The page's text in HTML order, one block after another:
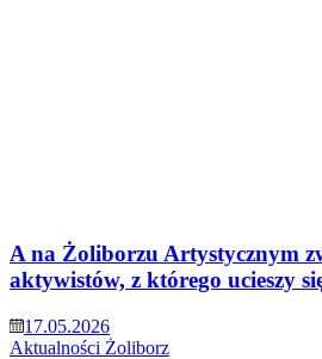
A na Żoliborzu Artystycznym
aktywistów, z którego ucieszy
17.05.2026
Aktualności Żoliborz